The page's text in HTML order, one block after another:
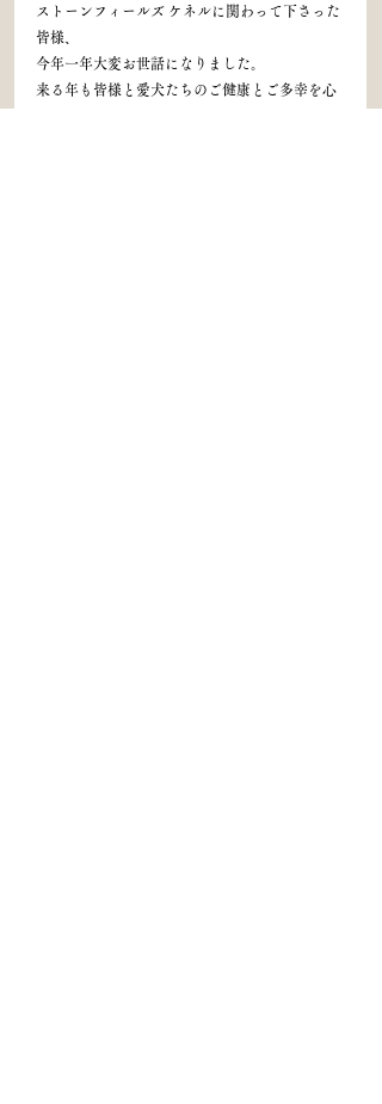
ストーンフィールズ ケネルに関わって下さった
皆様、
今年一年大変お世話になりました。
来る年も皆様と愛犬たちのご健康とご多幸を心